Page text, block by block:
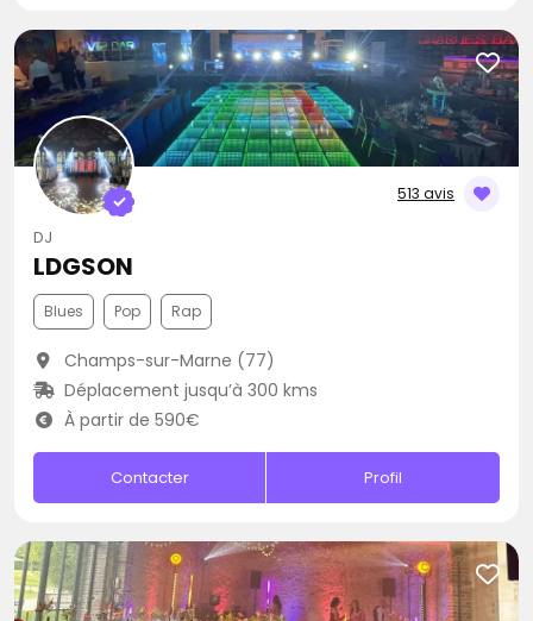
513 avis
DJ
LDGSON
Blues Pop Rap
Champs-sur-Marne (77)
Déplacement jusqu’à 300 kms
À partir de 590€
Contacter Profil